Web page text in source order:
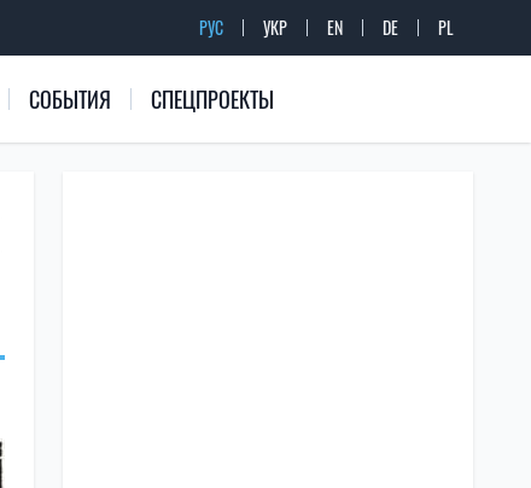
РУС УКР EN DE PL
СОБЫТИЯ СПЕЦПРОЕКТЫ